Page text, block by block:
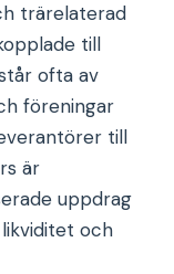
trärelaterad
till
ofta av
föreningar
till
är
uppdrag
och